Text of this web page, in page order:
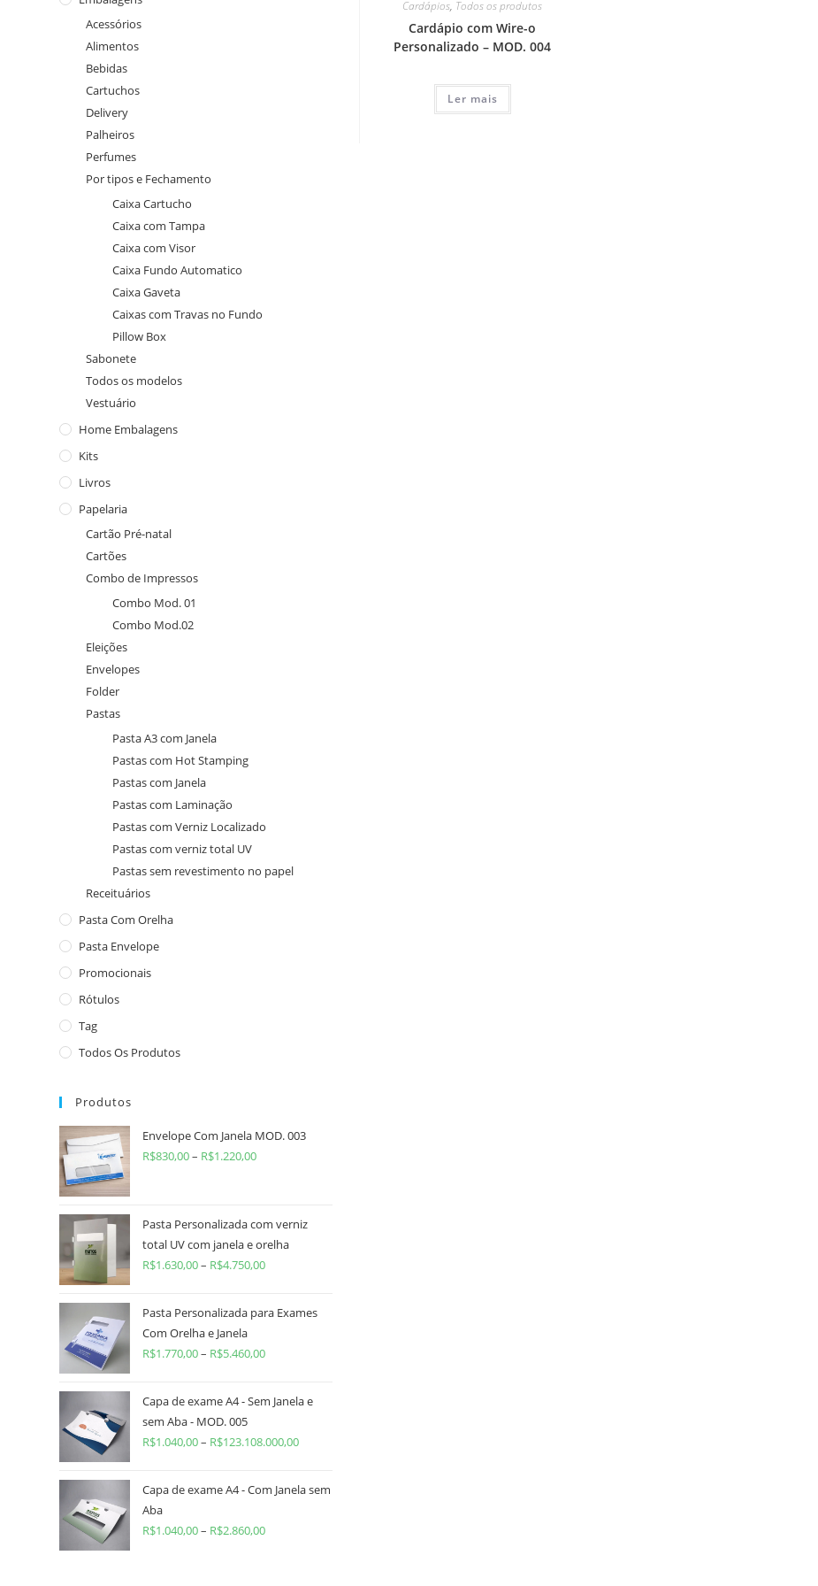
Cardápios, Todos os produtos
Cardápio com Wire-o
Personalizado – MOD. 004
Ler mais
Acessórios
Alimentos
Bebidas
Cartuchos
Delivery
Palheiros
Perfumes
Por tipos e Fechamento
Caixa Cartucho
Caixa com Tampa
Caixa com Visor
Caixa Fundo Automatico
Caixa Gaveta
Caixas com Travas no Fundo
Pillow Box
Sabonete
Todos os modelos
Vestuário
Home Embalagens
Kits
Livros
Papelaria
Cartão Pré-natal
Cartões
Combo de Impressos
Combo Mod. 01
Combo Mod.02
Eleições
Envelopes
Folder
Pastas
Pasta A3 com Janela
Pastas com Hot Stamping
Pastas com Janela
Pastas com Laminação
Pastas com Verniz Localizado
Pastas com verniz total UV
Pastas sem revestimento no papel
Receituários
Pasta Com Orelha
Pasta Envelope
Promocionais
Rótulos
Tag
Todos Os Produtos
Produtos
Envelope Com Janela MOD. 003
R$830,00– R$1.220,00
Pasta Personalizada com verniz
total UV com janela e orelha
R$1.630,00– R$4.750,00
Pasta Personalizada para Exames
Com Orelha e Janela
R$1.770,00– R$5.460,00
Capa de exame A4 - Sem Janela e
sem Aba - MOD. 005
R$1.040,00– R$123.108.000,00
Capa de exame A4 - Com Janela sem
Aba
R$1.040,00– R$2.860,00